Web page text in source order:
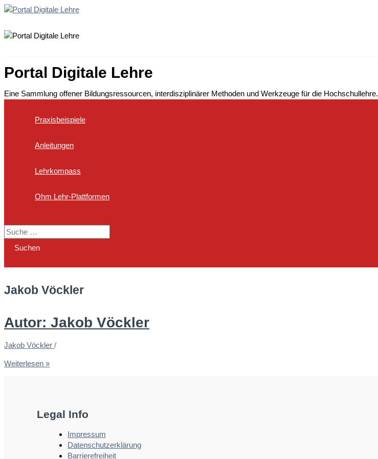
Zum
springen
Portal Digitale Lehre
Eine Sammlung offener Bildungsressourcen, interdisziplinärer Methoden und Werkzeuge für die Hochschullehre.
Praxisbeispiele
Anleitungen
Lehrkompass
Ohm Lehr-Plattformen
Jakob Vöckler
Autor: Jakob Vöckler
Jakob Vöckler /
Weiterlesen »
Legal Info
Impressum
Datenschutzerklärung
Barrierefreiheit